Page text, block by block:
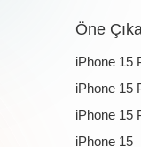
Öne
iPhone 15
iPhone 15
iPhone 15
iPhone 15